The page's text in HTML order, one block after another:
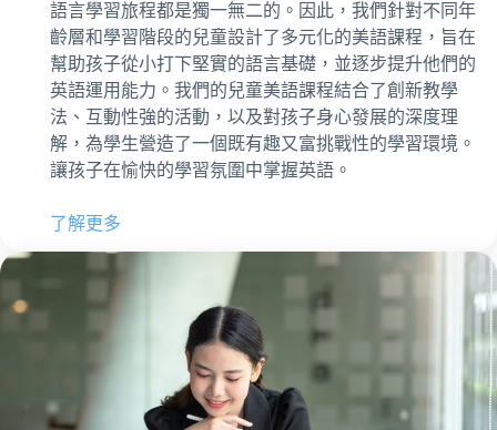
語言學習旅程都是獨一無二的。因此，我們針對不同年
齡層和學習階段的兒童設計了多元化的美語課程，旨在
幫助孩子從小打下堅實的語言基礎，並逐步提升他們的
英語運用能力。我們的兒童美語課程結合了創新教學
法、互動性強的活動，以及對孩子身心發展的深度理
解，為學生營造了一個既有趣又富挑戰性的學習環境。
讓孩子在愉快的學習氛圍中掌握英語。
了解更多